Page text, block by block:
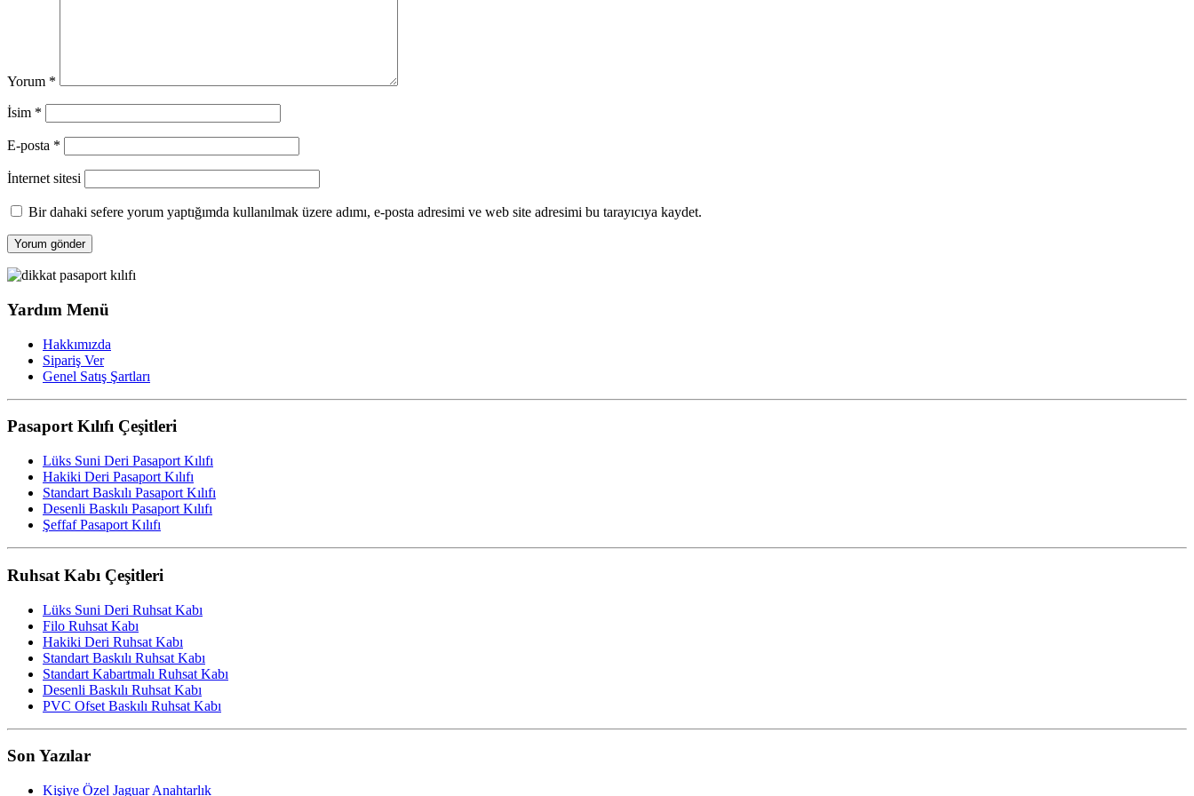
Yorum *
İsim *
E-posta *
İnternet sitesi
Bir dahaki sefere yorum yaptığımda kullanılmak üzere adımı, e-posta adresimi ve web site adresimi bu tarayıcıya kaydet.
Yardım Menü
Hakkımızda
Sipariş Ver
Genel Satış Şartları
Pasaport Kılıfı Çeşitleri
Lüks Suni Deri Pasaport Kılıfı
Hakiki Deri Pasaport Kılıfı
Standart Baskılı Pasaport Kılıfı
Desenli Baskılı Pasaport Kılıfı
Şeffaf Pasaport Kılıfı
Ruhsat Kabı Çeşitleri
Lüks Suni Deri Ruhsat Kabı
Filo Ruhsat Kabı
Hakiki Deri Ruhsat Kabı
Standart Baskılı Ruhsat Kabı
Standart Kabartmalı Ruhsat Kabı
Desenli Baskılı Ruhsat Kabı
PVC Ofset Baskılı Ruhsat Kabı
Son Yazılar
Kişiye Özel Jaguar Anahtarlık